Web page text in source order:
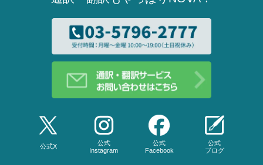
公式X
公式
Instagram
公式
Facebook
公式
ブログ